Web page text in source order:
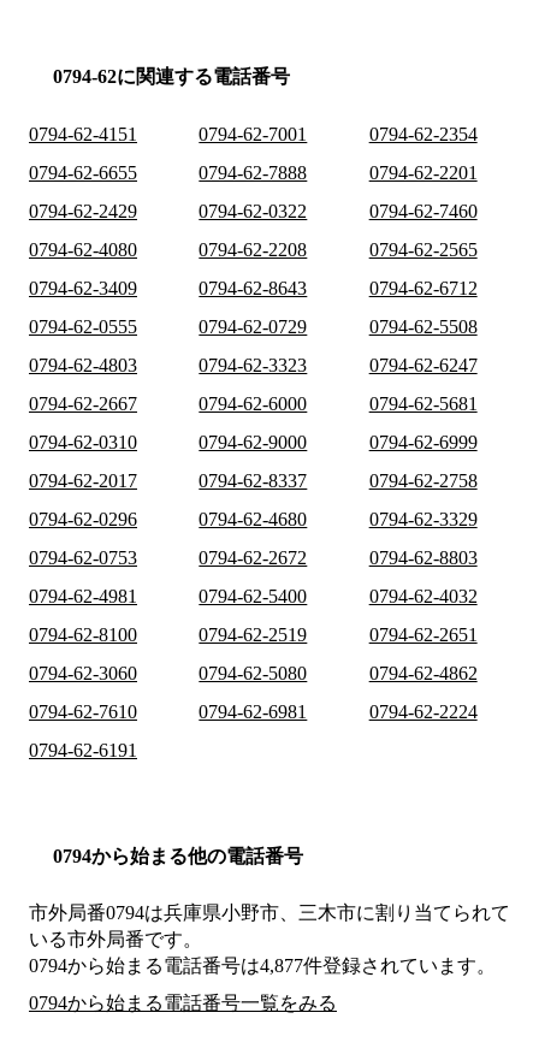
0794-62に関連する電話番号
0794-62-4151 0794-62-7001
0794-62-2354
0794-62-6655
0794-62-7888
0794-62-2201
0794-62-2429
0794-62-0322
0794-62-7460
0794-62-4080
0794-62-2208
0794-62-2565
0794-62-3409
0794-62-8643
0794-62-6712
0794-62-0555
0794-62-0729
0794-62-5508
0794-62-4803
0794-62-3323
0794-62-6247
0794-62-2667
0794-62-6000
0794-62-5681
0794-62-0310
0794-62-9000
0794-62-6999
0794-62-2017
0794-62-8337
0794-62-2758
0794-62-0296
0794-62-4680
0794-62-3329
0794-62-0753
0794-62-2672
0794-62-8803
0794-62-4981
0794-62-5400
0794-62-4032
0794-62-8100
0794-62-2519
0794-62-2651
0794-62-3060
0794-62-5080
0794-62-4862
0794-62-7610
0794-62-6981
0794-62-2224
0794-62-6191
0794から始まる他の電話番号
市外局番0794は兵庫県小野市、三木市に割り当てられて
いる市外局番です。
0794から始まる電話番号は4,877件登録されています。
0794から始まる電話番号一覧をみる